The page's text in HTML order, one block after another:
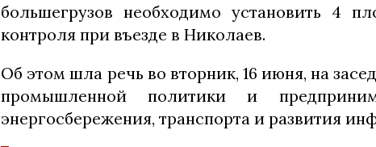
большегрузов необходимо установить 4
контроля при въезде в Николаев.
Об этом шла речь во вторник, 16 июня, на
промышленной политики и
энергосбережения, транспорта и развития